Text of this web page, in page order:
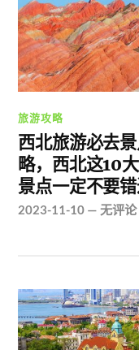
旅游攻略
西北旅游必去
略，西北这10
景点一定不要错
2023-11-10 —无评论